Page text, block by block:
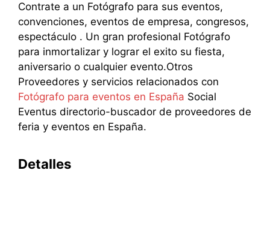
Contrate a un Fotógrafo para sus eventos,
convenciones, eventos de empresa, congresos,
espectáculo . Un gran profesional Fotógrafo
para inmortalizar y lograr el exito su fiesta,
aniversario o cualquier evento.Otros
Proveedores y servicios relacionados con
Fotógrafo para eventos en España Social
Eventus directorio-buscador de proveedores de
feria y eventos en España.
Detalles